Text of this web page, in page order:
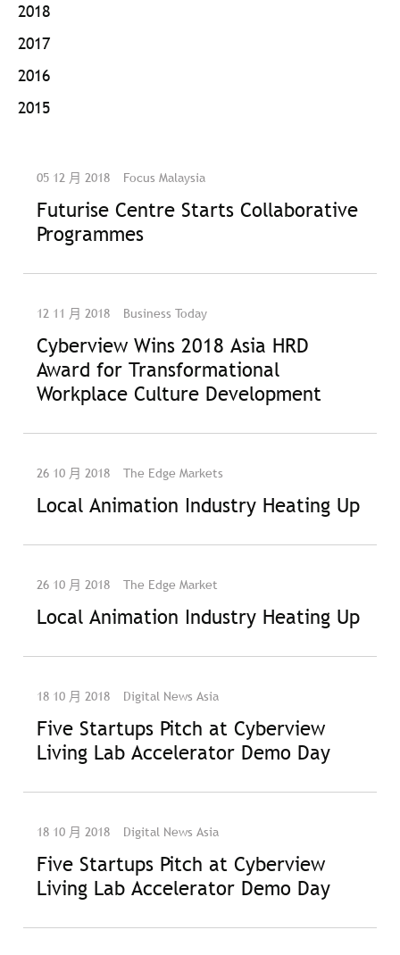
2018
2017
2016
2015
05 12 月 2018 Focus Malaysia
Futurise Centre Starts Collaborative
Programmes
12 11 月 2018 Business Today
Cyberview Wins 2018 Asia HRD
Award for Transformational
Workplace Culture Development
26 10 月 2018 The Edge Markets
Local Animation Industry Heating Up
26 10 月 2018 The Edge Market
Local Animation Industry Heating Up
18 10 月 2018 Digital News Asia
Five Startups Pitch at Cyberview
Living Lab Accelerator Demo Day
18 10 月 2018 Digital News Asia
Five Startups Pitch at Cyberview
Living Lab Accelerator Demo Day